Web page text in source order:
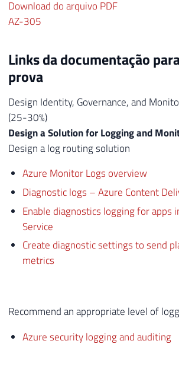
Download do arquivo PDF
AZ-305
Links da documentação
prova
Design Identity, Governance, and
(25-30%)
Design a Solution for Logging and
Design a log routing solution
Azure Monitor Logs overview
Diagnostic logs – Azure Content
Enable diagnostics logging for apps
Service
Create diagnostic settings to send
metrics
Recommend an appropriate level of
Azure security logging and auditing